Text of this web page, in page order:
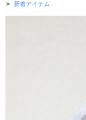
> 新着アイテム